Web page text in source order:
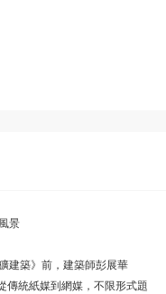
景
建築》前，建築師彭展華
傳統紙媒到網媒，不限形式題